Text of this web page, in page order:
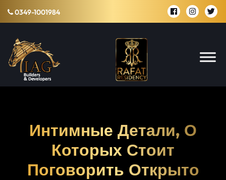
0349-1001984
Интимные Детали, О
Которых Стоит
Поговорить Открыто